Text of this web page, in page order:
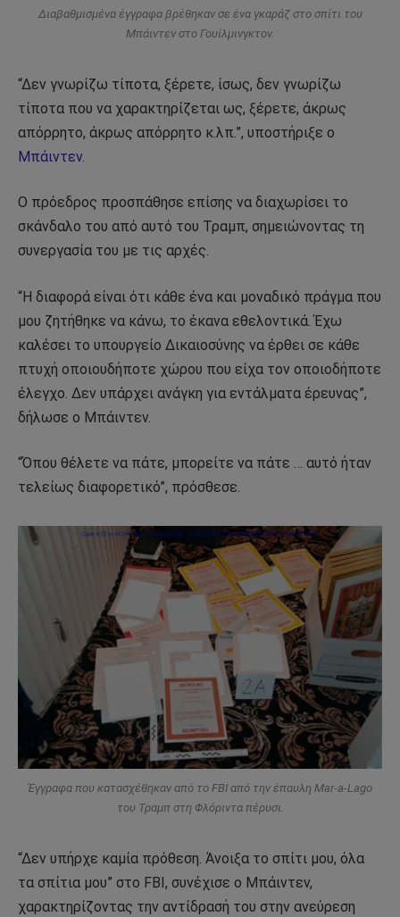
Διαβαθμισμένα έγγραφα βρέθηκαν σε ένα γκαράζ στο σπίτι του
Μπάιντεν στο Γουίλμινγκτον.
“Δεν γνωρίζω τίποτα, ξέρετε, ίσως, δεν γνωρίζω
τίποτα που να χαρακτηρίζεται ως, ξέρετε, άκρως
απόρρητο, άκρως απόρρητο κ.λπ.”, υποστήριξε ο
Μπάιντεν.
Ο πρόεδρος προσπάθησε επίσης να διαχωρίσει το
σκάνδαλο του από αυτό του Τραμπ, σημειώνοντας τη
συνεργασία του με τις αρχές.
“Η διαφορά είναι ότι κάθε ένα και μοναδικό πράγμα που
μου ζητήθηκε να κάνω, το έκανα εθελοντικά. Έχω
καλέσει το υπουργείο Δικαιοσύνης να έρθει σε κάθε
πτυχή οποιουδήποτε χώρου που είχα τον οποιοδήποτε
έλεγχο. Δεν υπάρχει ανάγκη για εντάλματα έρευνας”,
δήλωσε ο Μπάιντεν.
“Όπου θέλετε να πάτε, μπορείτε να πάτε … αυτό ήταν
τελείως διαφορετικό”, πρόσθεσε.
Έγγραφα που κατασχέθηκαν από το FBI από την έπαυλη Mar-a-Lago
του Τραμπ στη Φλόριντα πέρυσι.
“Δεν υπήρχε καμία πρόθεση. Άνοιξα το σπίτι μου, όλα
τα σπίτια μου” στο FBI, συνέχισε ο Μπάιντεν,
χαρακτηρίζοντας την αντίδρασή του στην ανεύρεση